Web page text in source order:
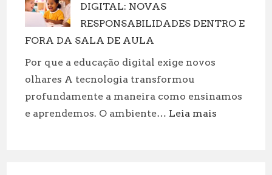
Porto:
Motivos
Para
já
sua
sessão
a
DIGITAL: NOVAS
RESPONSABILIDADES DENTRO E
FORA DA SALA DE AULA
Por que a educação digital exige novos
olhares A tecnologia transformou
profundamente a maneira como ensinamos
e aprendemos. O ambiente… Leia mais